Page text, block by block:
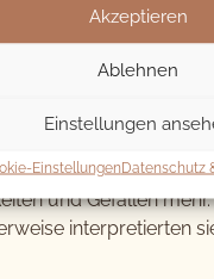
Akzeptieren
Ablehnen
Einstellungen
EinstellungenDatenschutz
pflegten sie stabilere
im Vergleich zu
und Güte,
und Gefallen mehr.
interpretierten